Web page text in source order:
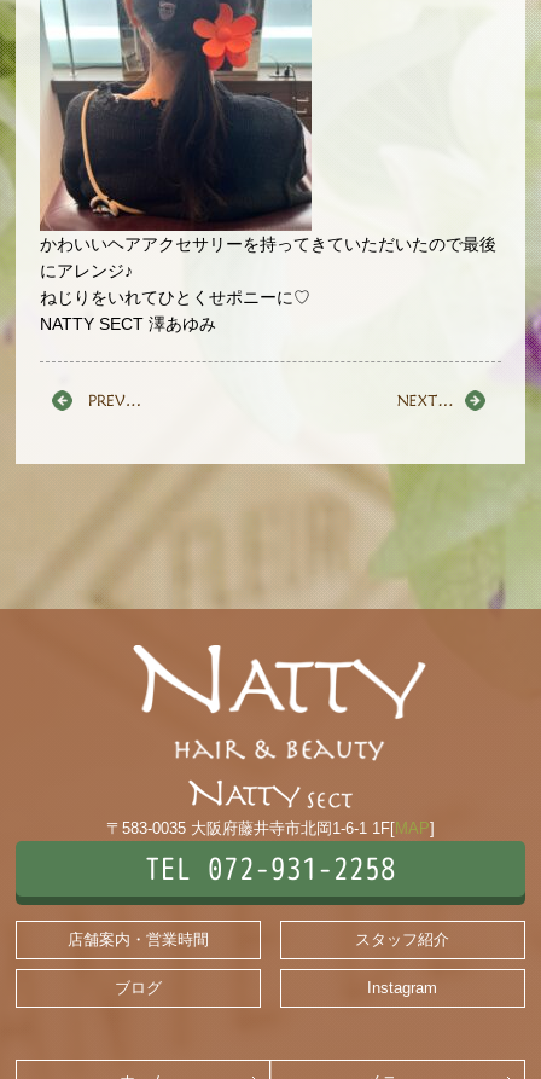
かわいいヘアアクセサリーを持ってきていただいたので最後
にアレンジ♪
ねじりをいれてひとくせポニーに♡
NATTY SECT 澤あゆみ
〒583-0035 大阪府藤井寺市北岡1-6-1 1F[MAP]
TEL 072-931-2258
店舗案内・営業時間 スタッフ紹介
ブログ Instagram